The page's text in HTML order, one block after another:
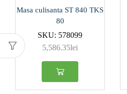
1100(0)
1200 (1)
1400(1)
(0)
250(3)
Masa culisanta ST 840 TKS
80
SKU: 578099
5,586.35lei